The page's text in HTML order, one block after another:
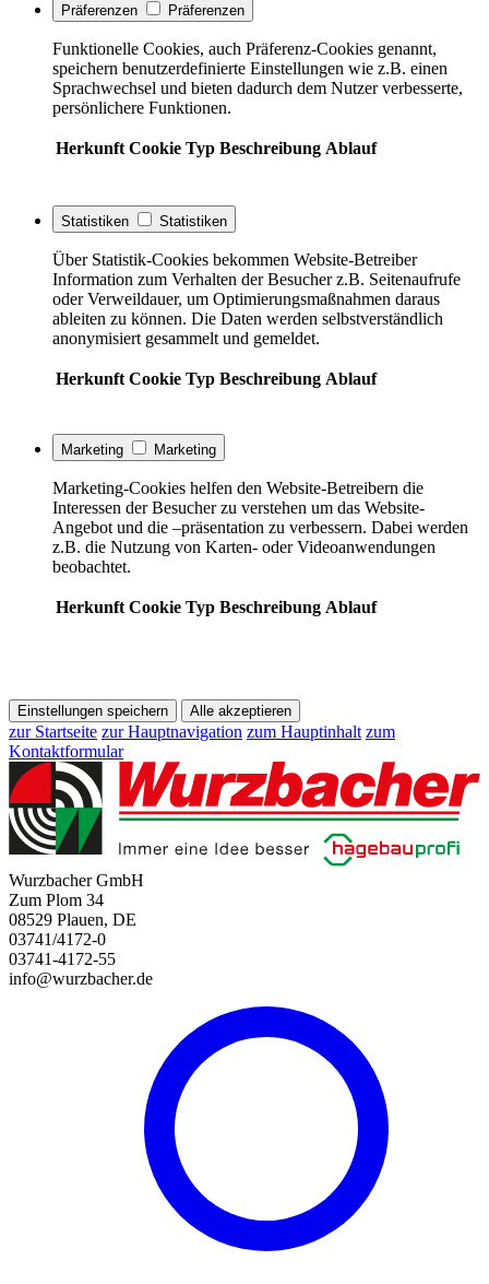
Präferenzen Präferenzen
Funktionelle Cookies, auch Präferenz-Cookies genannt,
speichern benutzerdefinierte Einstellungen wie z.B. einen
Sprachwechsel und bieten dadurch dem Nutzer verbesserte,
persönlichere Funktionen.
Herkunft Cookie Typ Beschreibung Ablauf
Statistiken Statistiken
Über Statistik-Cookies bekommen Website-Betreiber
Information zum Verhalten der Besucher z.B. Seitenaufrufe
oder Verweildauer, um Optimierungsmaßnahmen daraus
ableiten zu können. Die Daten werden selbstverständlich
anonymisiert gesammelt und gemeldet.
Herkunft Cookie Typ Beschreibung Ablauf
Marketing Marketing
Marketing-Cookies helfen den Website-Betreibern die
Interessen der Besucher zu verstehen um das Website-
Angebot und die –präsentation zu verbessern. Dabei werden
z.B. die Nutzung von Karten- oder Videoanwendungen
beobachtet.
Herkunft Cookie Typ Beschreibung Ablauf
Einstellungen speichern Alle akzeptieren
zur Startseite zur Hauptnavigation zum Hauptinhalt zum
Kontaktformular
Wurzbacher GmbH
Zum Plom 34
08529 Plauen, DE
03741/4172-0
03741-4172-55
info@wurzbacher.de